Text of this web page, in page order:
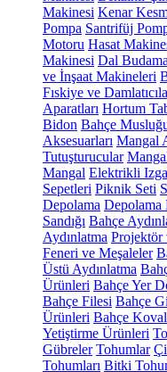
Makinesi Kenar
Pompa Santrifüj
Motoru Hasat
Makinesi Dal
ve İnşaat Makineleri
Fıskiye ve
Aparatları Hortum
Bidon Bahçe
Aksesuarları Mangal
Tutuşturucular
Mangal Elektrikli
Sepetleri Piknik Seti
Depolama Depolama
Sandığı Bahçe
Aydınlatma Projektör
Feneri ve Meşaleler
Üstü Aydınlatma
Ürünleri Bahçe Yer
Bahçe Filesi Bahçe
Ürünleri Bahçe
Yetiştirme Ürünleri
Gübreler Tohumlar
Tohumları Bitki